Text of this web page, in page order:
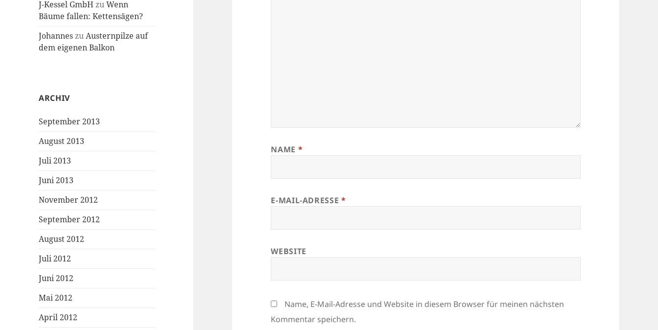
J-Kessel GmbH zuWenn
Bäume fallen: Kettensägen?
JohanneszuAusternpilze auf
dem eigenen Balkon
ARCHIV
September 2013
August 2013
Juli 2013
Juni 2013
November 2012
September 2012
August 2012
Juli 2012
Juni 2012
Mai 2012
April 2012
NAME *
E-MAIL-ADRESSE *
WEBSITE
Name, E-Mail-Adresse und Website in diesem Browser für meinen nächsten
Kommentar speichern.